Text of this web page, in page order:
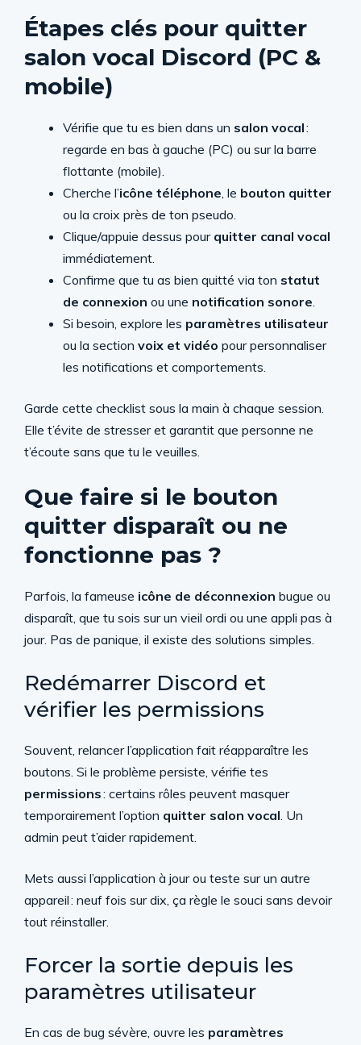
Étapes clés pour quitter
salon vocal Discord (PC &
mobile)
Vérifie que tu es bien dans un salon vocal:
regarde en bas à gauche (PC) ou sur la barre
flottante (mobile).
Cherche l’icône téléphone, le bouton quitter
ou la croix près de ton pseudo.
Clique/appuie dessus pour quitter canal vocal
immédiatement.
Confirme que tu as bien quitté via ton statut
de connexion ou une notification sonore.
Si besoin, explore les paramètres utilisateur
ou la section voix et vidéo pour personnaliser
les notifications et comportements.
Garde cette checklist sous la main à chaque session.
Elle t’évite de stresser et garantit que personne ne
t’écoute sans que tu le veuilles.
Que faire si le bouton
quitter disparaît ou ne
fonctionne pas ?
Parfois, la fameuse icône de déconnexion bugue ou
disparaît, que tu sois sur un vieil ordi ou une appli pas à
jour. Pas de panique, il existe des solutions simples.
Redémarrer Discord et
vérifier les permissions
Souvent, relancer l’application fait réapparaître les
boutons. Si le problème persiste, vérifie tes
permissions: certains rôles peuvent masquer
temporairement l’option quitter salon vocal. Un
admin peut t’aider rapidement.
Mets aussi l’application à jour ou teste sur un autre
appareil : neuf fois sur dix, ça règle le souci sans devoir
tout réinstaller.
Forcer la sortie depuis les
paramètres utilisateur
En cas de bug sévère, ouvre les paramètres